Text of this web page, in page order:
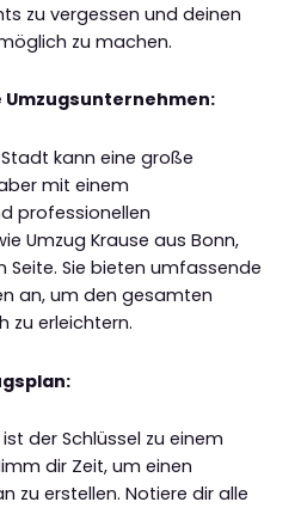
zu vergessen und deinen
zu machen.
Umzugsunternehmen:
kann eine große
mit einem
professionellen
Umzug Krause aus Bonn,
Sie bieten umfassende
an, um den gesamten
zu erleichtern.
der Schlüssel zu einem
dir Zeit, um einen
zu erstellen. Notiere dir alle